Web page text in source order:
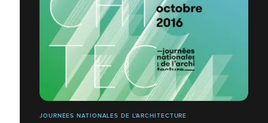
JOURNÉES NATIONALES DE L'ARCHITECTURE